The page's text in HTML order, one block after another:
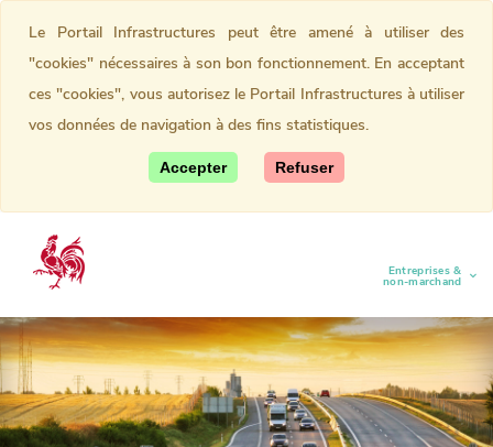
Entreprises &
non-marchand
(current)
Le Portail Infrastructures peut être amené à utiliser des
"cookies" nécessaires à son bon fonctionnement. En acceptant
ces "cookies", vous autorisez le Portail Infrastructures à utiliser
vos données de navigation à des fins statistiques.
Accepter Refuser